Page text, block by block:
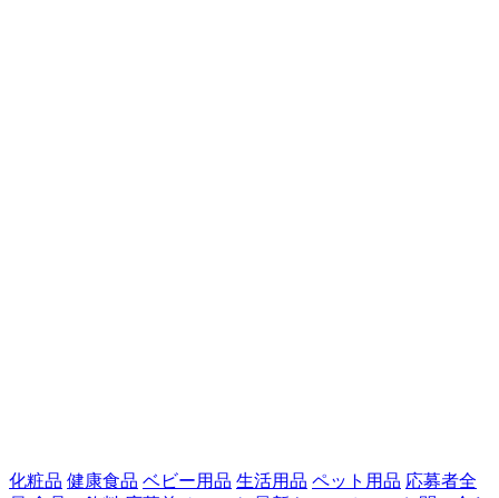
化粧品 健康食品 ベビー用品 生活用品 ペット用品 応募者全